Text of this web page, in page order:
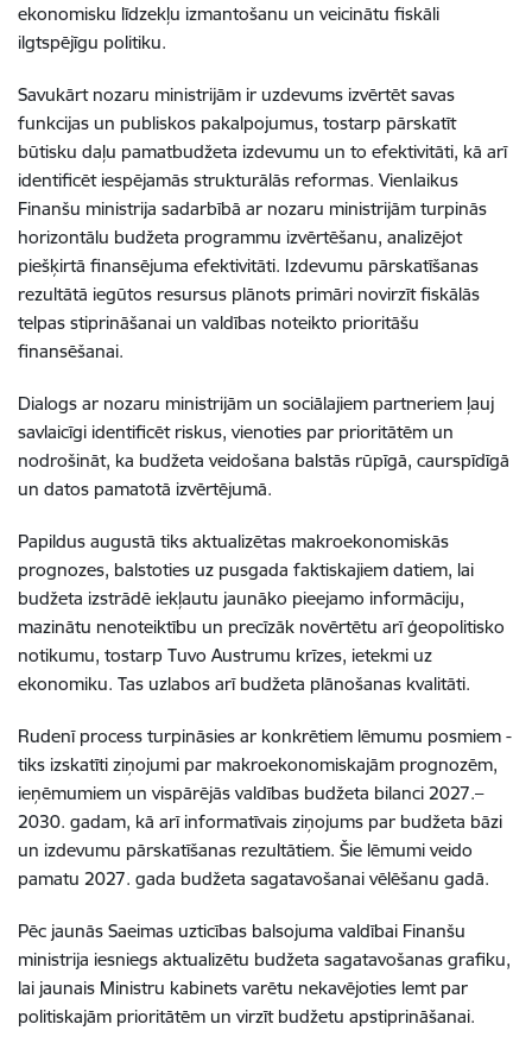
ekonomisku līdzekļu izmantošanu un veicinātu fiskāli
ilgtspējīgu politiku.
Savukārt nozaru ministrijām ir uzdevums izvērtēt savas
funkcijas un publiskos pakalpojumus, tostarp pārskatīt
būtisku daļu pamatbudžeta izdevumu un to efektivitāti, kā arī
identificēt iespējamās strukturālās reformas. Vienlaikus
Finanšu ministrija sadarbībā ar nozaru ministrijām turpinās
horizontālu budžeta programmu izvērtēšanu, analizējot
piešķirtā finansējuma efektivitāti. Izdevumu pārskatīšanas
rezultātā iegūtos resursus plānots primāri novirzīt fiskālās
telpas stiprināšanai un valdības noteikto prioritāšu
finansēšanai.
Dialogs ar nozaru ministrijām un sociālajiem partneriem ļauj
savlaicīgi identificēt riskus, vienoties par prioritātēm un
nodrošināt, ka budžeta veidošana balstās rūpīgā, caurspīdīgā
un datos pamatotā izvērtējumā.
Papildus augustā tiks aktualizētas makroekonomiskās
prognozes, balstoties uz pusgada faktiskajiem datiem, lai
budžeta izstrādē iekļautu jaunāko pieejamo informāciju,
mazinātu nenoteiktību un precīzāk novērtētu arī ģeopolitisko
notikumu, tostarp Tuvo Austrumu krīzes, ietekmi uz
ekonomiku. Tas uzlabos arī budžeta plānošanas kvalitāti.
Rudenī process turpināsies ar konkrētiem lēmumu posmiem -
tiks izskatīti ziņojumi par makroekonomiskajām prognozēm,
ieņēmumiem un vispārējās valdības budžeta bilanci 2027.–
2030. gadam, kā arī informatīvais ziņojums par budžeta bāzi
un izdevumu pārskatīšanas rezultātiem. Šie lēmumi veido
pamatu 2027. gada budžeta sagatavošanai vēlēšanu gadā.
Pēc jaunās Saeimas uzticības balsojuma valdībai Finanšu
ministrija iesniegs aktualizētu budžeta sagatavošanas grafiku,
lai jaunais Ministru kabinets varētu nekavējoties lemt par
politiskajām prioritātēm un virzīt budžetu apstiprināšanai.